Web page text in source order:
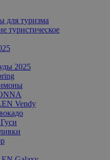
для туризма
туристическое
2025
Vendy